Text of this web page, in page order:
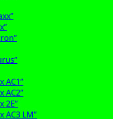
AC1”
AC2”
2E”
AC3 LM”